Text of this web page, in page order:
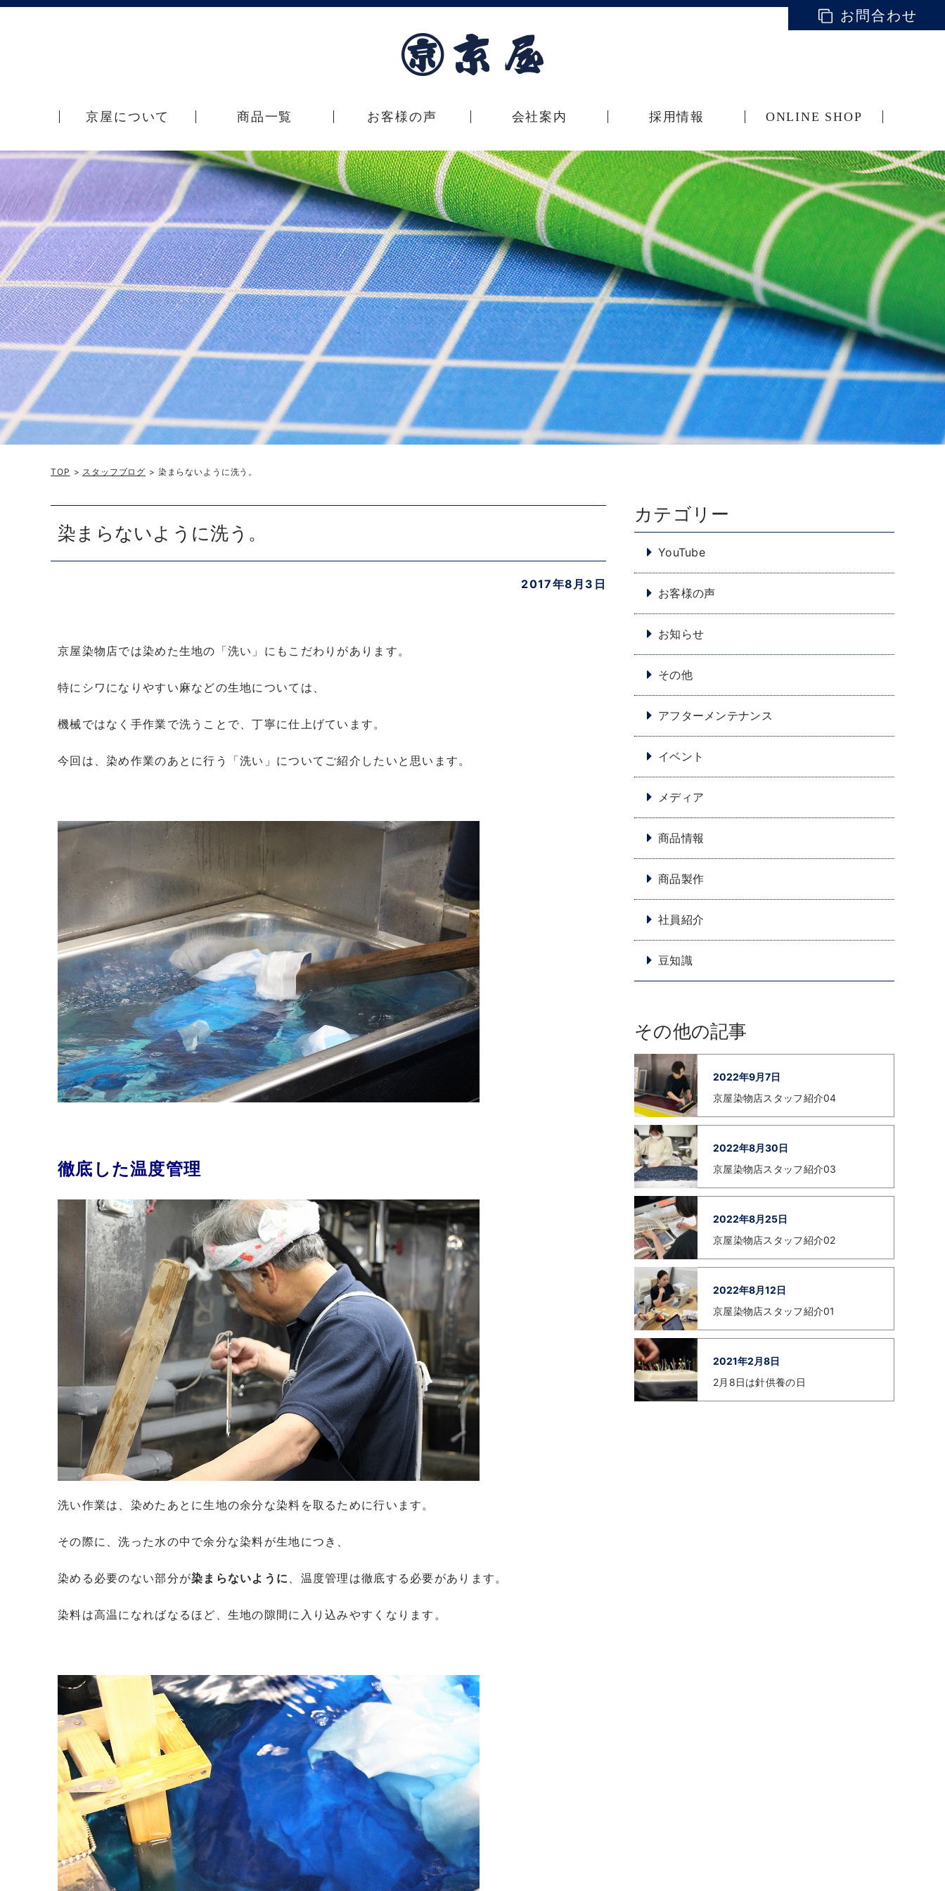
お問合わせ
京屋について 商品一覧 お客様の声 会社案内 採用情報 ONLINE SHOP
TOP > スタッフブログ > 染まらないように洗う。
染まらないように洗う。
2017年8月3日
京屋染物店では染めた生地の「洗い」にもこだわりがあります。
特にシワになりやすい麻などの生地については、
機械ではなく手作業で洗うことで、丁寧に仕上げています。
今回は、染め作業のあとに行う「洗い」についてご紹介したいと思います。
徹底した温度管理
洗い作業は、染めたあとに生地の余分な染料を取るために行います。
その際に、洗った水の中で余分な染料が生地につき、
染める必要のない部分が染まらないように 、温度管理は徹底する必要があります。
染料は高温になればなるほど、生地の隙間に入り込みやすくなります。
カテゴリー
YouTube
お客様の声
お知らせ
その他
アフターメンテナンス
イベント
メディア
商品情報
商品製作
社員紹介
豆知識
その他の記事
2022年9月7日
京屋染物店スタッフ紹介04
2022年8月30日
京屋染物店スタッフ紹介03
2022年8月25日
京屋染物店スタッフ紹介02
2022年8月12日
京屋染物店スタッフ紹介01
2021年2月8日
2月8日は針供養の日